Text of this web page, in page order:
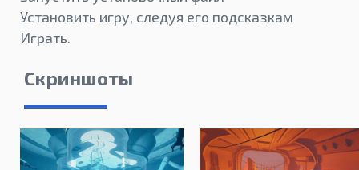
Установить игру, следуя его подсказкам
Играть.
Скриншоты